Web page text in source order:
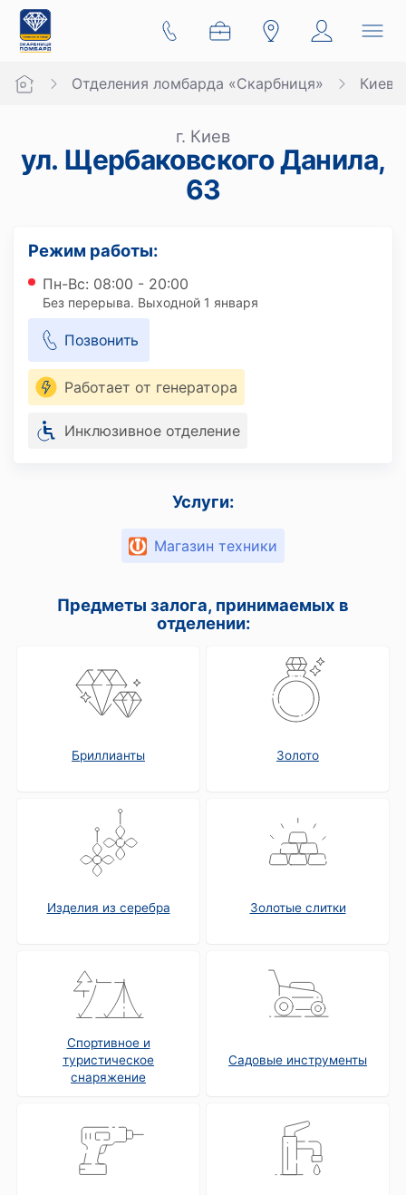
Отделения ломбарда «Скарбниця» Киев
г. Киев
ул. Щербаковского Данила,
63
Режим работы:
Пн-Вс: 08:00 - 20:00
Без перерыва. Выходной 1 января
Позвонить
Работает от генератора
Инклюзивное отделение
Услуги:
Магазин техники
Предметы залога, принимаемых в
отделении:
Бриллианты Золото
Изделия из серебра Золотые слитки
Спортивное и
туристическое
снаряжение
Садовые инструменты